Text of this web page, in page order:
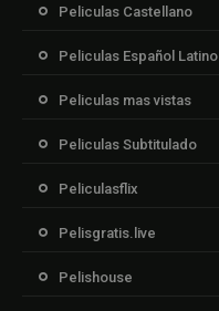
Peliculas Castellano
Peliculas Español Latino
Peliculas mas vistas
Peliculas Subtitulado
Peliculasflix
Pelisgratis.live
Pelishouse